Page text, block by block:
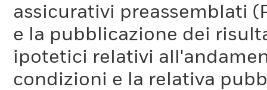
assicurativi preassemblati
e la pubblicazione dei
ipotetici relativi
condizioni e la relativa